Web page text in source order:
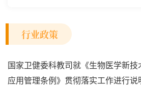
行业政策
国家卫健委科教司就《生物医学新
应用管理条例》贯彻落实工作进行说